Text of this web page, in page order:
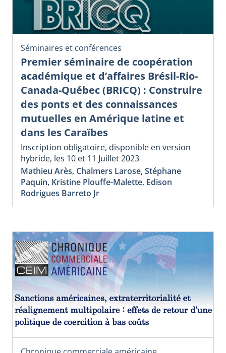
Séminaires et conférences
Premier séminaire de coopération
académique et d’affaires Brésil-Rio-
Canada-Québec (BRICQ) : Construire
des ponts et des connaissances
mutuelles en Amérique latine et
dans les Caraïbes
Inscription obligatoire, disponible en version
hybride, les 10 et 11 Juillet 2023
Mathieu Arès, Chalmers Larose, Stéphane
Paquin, Kristine Plouffe-Malette, Edison
Rodrigues Barreto Jr